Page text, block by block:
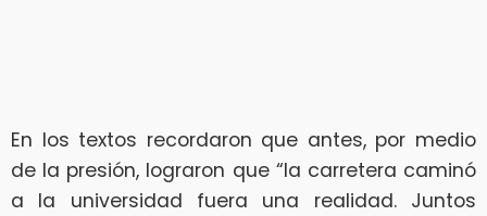
En los textos recordaron que antes, por medio
de la presión, lograron que “la carretera caminó
a la universidad fuera una realidad. Juntos